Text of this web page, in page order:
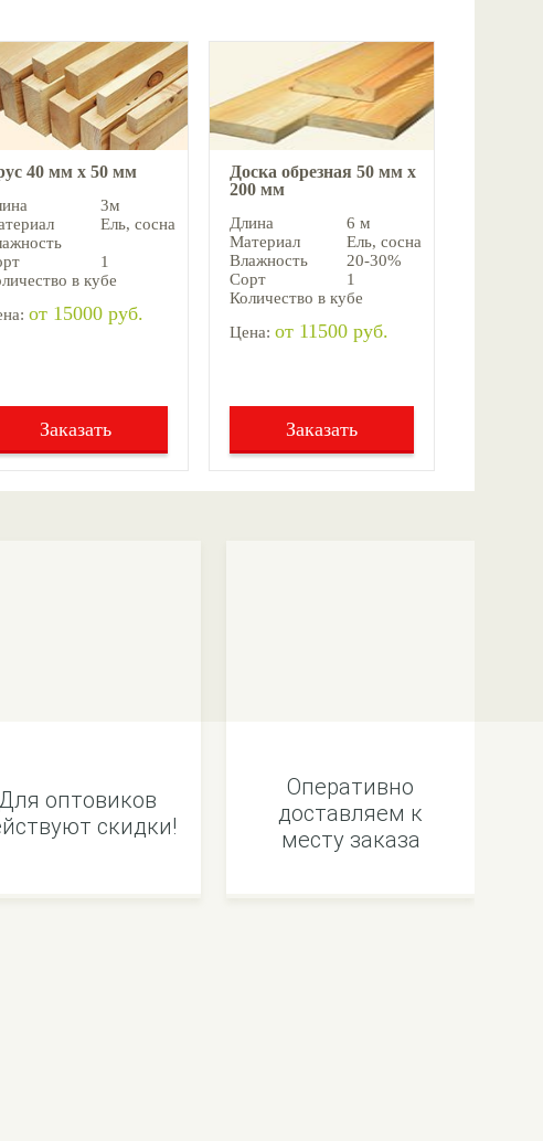
40 мм х 50 мм
3м
Ель, cосна
1
в кубе
от 15000 руб.
Заказать
Доска обрезная 50 мм х
200 мм
Длина
6 м
Материал
Ель, cосна
Влажность
20-30%
Сорт
1
Количество в кубе
Цена: от 11500 руб.
Заказать
оптовиков
скидки!
Оперативно
доставляем к
месту заказа